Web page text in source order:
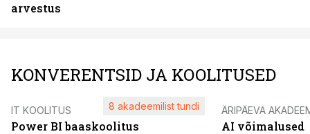
arvestus
KONVERENTSID JA KOOLITUSED
IT KOOLITUS
Power BI baaskoolitus
8 akadeemilist tundi ÄRIPÄEVA
AI võimalused